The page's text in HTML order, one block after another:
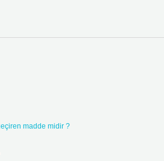
madde midir ?